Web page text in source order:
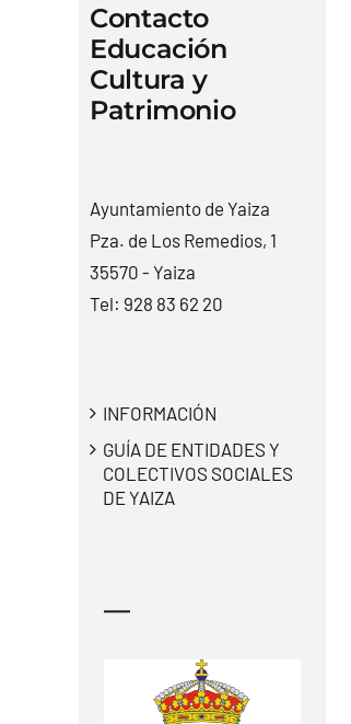
Contacto
Educación
Cultura y
Patrimonio
Ayuntamiento de Yaiza
Pza. de Los Remedios, 1
35570 - Yaiza
Tel: 928 83 62 20
INFORMACIÓN
GUÍA DE ENTIDADES Y
COLECTIVOS SOCIALES
DE YAIZA
—